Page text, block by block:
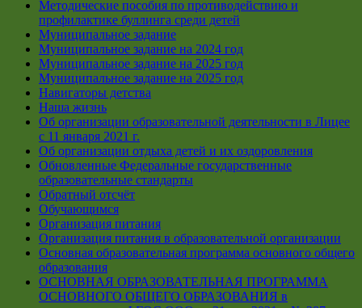
Методические пособия по противодействию и
профилактике буллинга среди детей
Муниципальное задание
Муниципальное задание на 2024 год
Муниципальное задание на 2025 год
Муниципальное задание на 2025 год
Навигаторы детства
Наша жизнь
Об организации образовательной деятельности в Лицее
с 11 января 2021 г.
Об организации отдыха детей и их оздоровления
Обновленные Федеральные государственные
образовательные стандарты
Обратный отсчёт
Обучающимся
Организация питания
Организация питания в образовательной организации
Основная образовательная программа основного общего
образования
ОСНОВНАЯ ОБРАЗОВАТЕЛЬНАЯ ПРОГРАММА
ОСНОВНОГО ОБЩЕГО ОБРАЗОВАНИЯ в